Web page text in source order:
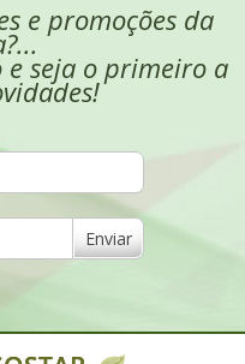
e promoções da
e seja o primeiro a
Enviar